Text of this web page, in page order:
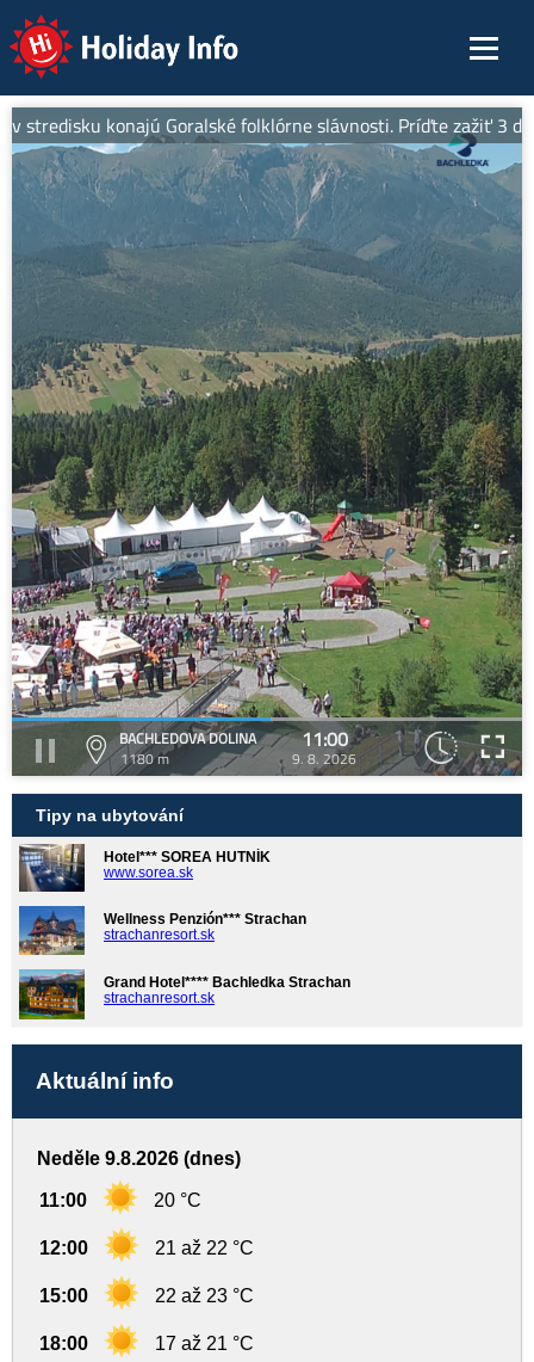
Holiday Info
konajú Goralské folklórne slávnosti. Príďte zažiť 3
BACHLEDOVA DOLINA
1180 m
11:00
9. 8. 2026
Tipy na ubytování
Hotel*** SOREA HUTNÍK
www.sorea.sk
Wellness Penzión*** Strachan
strachanresort.sk
Grand Hotel**** Bachledka Strachan
strachanresort.sk
Aktuální info
Neděle 9.8.2026 (dnes)
11:00 20 °C
12:00 21 až 22 °C
15:00 22 až 23 °C
18:00 17 až 21 °C